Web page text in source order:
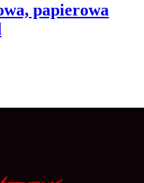
papierowa